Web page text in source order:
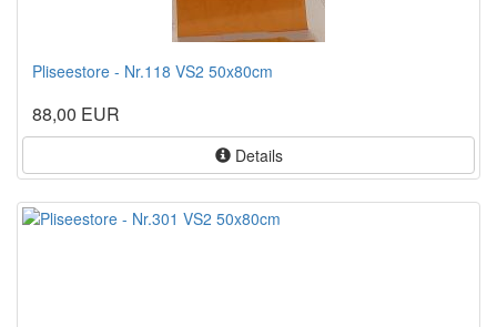
Pliseestore - Nr.118 VS2 50x80cm
88,00 EUR
Details